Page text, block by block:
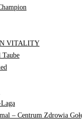
VITALITY
Taube
Laga
– Centrum Zdrowia